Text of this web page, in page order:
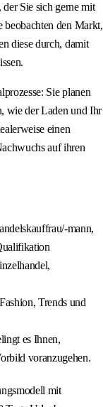
Sie sich gerne mit
beobachten den Markt,
diese durch, damit
Sie planen
wie der Laden und Ihr
einen
auf ihren
mann,
Trends und
es Ihnen,
voranzugehen.
mit